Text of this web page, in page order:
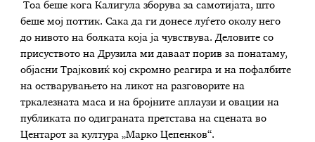
Тоа беше кога Калигула зборува за самотијата, што
беше мој поттик. Сака да ги донесе луѓето околу него
до нивото на болката која ја чувствува. Деловите со
присуството на Друзила ми даваат порив за понатаму,
објасни Трајковиќ кој скромно реагира и на пофалбите
на остварувањето на ликот на разговорите на
тркалезната маса и на бројните аплаузи и овации на
публиката по одиграната претстава на сцената во
Центарот за култура „Марко Цепенков“.